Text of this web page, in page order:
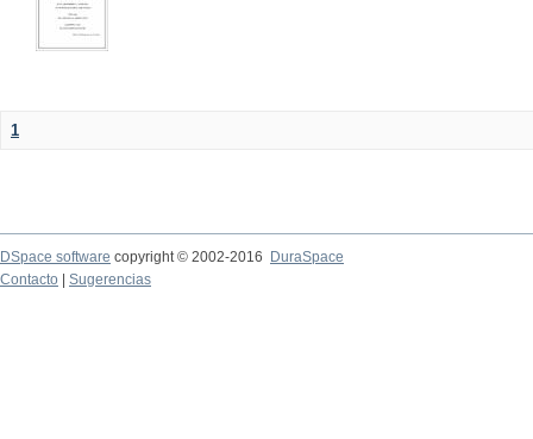
1
DSpace software copyright © 2002-2016
DuraSpace
Contacto
Sugerencias